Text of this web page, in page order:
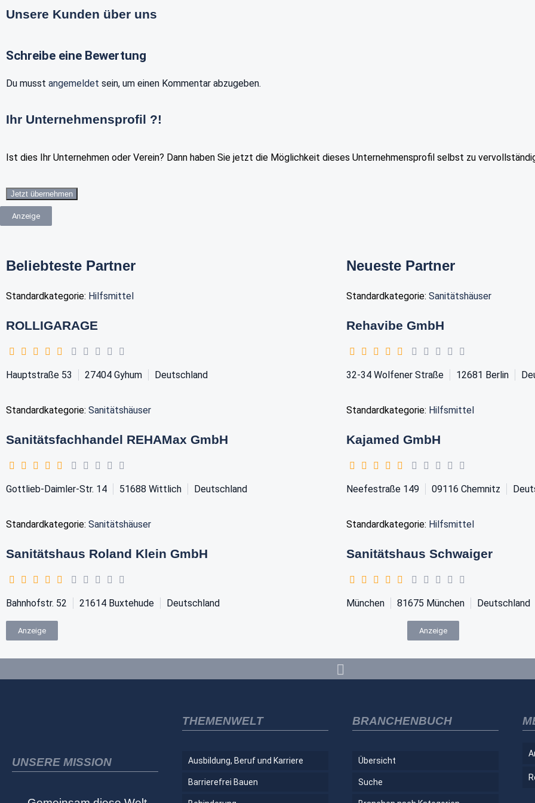
Unsere Kunden über uns
Schreibe eine Bewertung
Du musst angemeldet sein, um einen Kommentar abzugeben.
Ihr Unternehmensprofil ?!
Ist dies Ihr Unternehmen oder Verein? Dann haben Sie jetzt die Möglichkeit dieses Unternehmensprofil selbst zu
Jetzt übernehmen
Anzeige
Beliebteste Partner
Standardkategorie: Hilfsmittel
ROLLIGARAGE
Hauptstraße 53 27404 Gyhum Deutschland
Standardkategorie: Sanitätshäuser
Sanitätsfachhandel REHAMax GmbH
Gottlieb-Daimler-Str. 14 51688 Wittlich Deutschland
Standardkategorie: Sanitätshäuser
Sanitätshaus Roland Klein GmbH
Bahnhofstr. 52 21614 Buxtehude Deutschland
Neueste Partner
Standardkategorie: Sanitätshäuser
Rehavibe GmbH
32-34 Wolfener Straße 12681 Berlin
Standardkategorie: Hilfsmittel
Kajamed GmbH
Neefestraße 149 09116 Chemnitz
Standardkategorie: Hilfsmittel
Sanitätshaus Schwaiger
München 81675 München Deutschland
Anzeige Anzeige
UNSERE MISSION
THEMENWELT
Ausbildung, Beruf und Karriere
Barrierefrei Bauen
BRANCHENBUCH
Übersicht
Suche